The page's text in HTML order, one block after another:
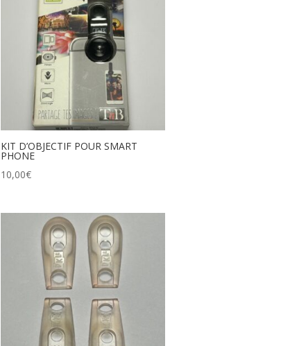
KIT D’OBJECTIF POUR SMART
PHONE
10,00€